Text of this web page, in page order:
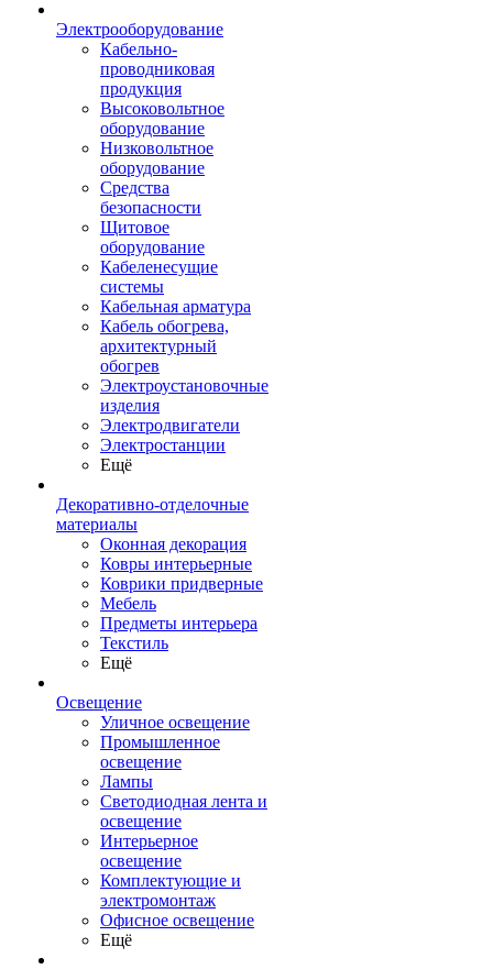
Электрооборудование
Кабельно-
проводниковая
продукция
Высоковольтное
оборудование
Низковольтное
оборудование
Средства
безопасности
Щитовое
оборудование
Кабеленесущие
системы
Кабельная арматура
Кабель обогрева,
архитектурный
обогрев
Электроустановочные
изделия
Электродвигатели
Электростанции
Ещё
Декоративно-отделочные
материалы
Оконная декорация
Ковры интерьерные
Коврики придверные
Мебель
Предметы интерьера
Текстиль
Ещё
Освещение
Уличное освещение
Промышленное
освещение
Лампы
Светодиодная лента и
освещение
Интерьерное
освещение
Комплектующие и
электромонтаж
Офисное освещение
Ещё